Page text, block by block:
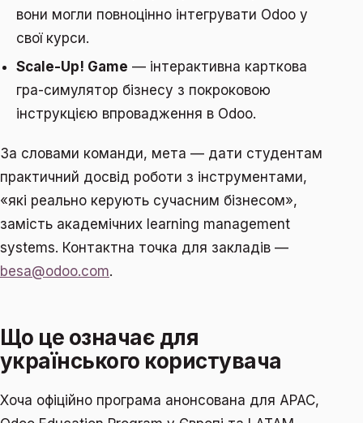
вони могли повноцінно інтегрувати Odoo у
свої курси.
Scale-Up! Game — інтерактивна карткова
гра-симулятор бізнесу з покроковою
інструкцією впровадження в Odoo.
За словами команди, мета — дати студентам
практичний досвід роботи з інструментами,
«які реально керують сучасним бізнесом»,
замість академічних learning management
systems. Контактна точка для закладів —
besa@odoo.com.
Що це означає для
українського користувача
Хоча офіційно програма анонсована для APAC,